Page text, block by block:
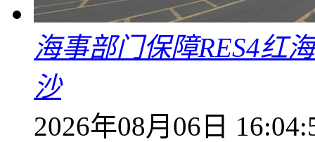
海事部门保障RES4红
沙
2026年08月06日